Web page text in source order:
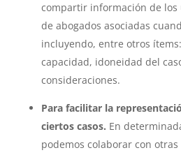
compartir información de los
de abogados asociadas
incluyendo, entre otros
capacidad, idoneidad del
consideraciones.
Para facilitar la
ciertos casos. En
podemos colaborar con